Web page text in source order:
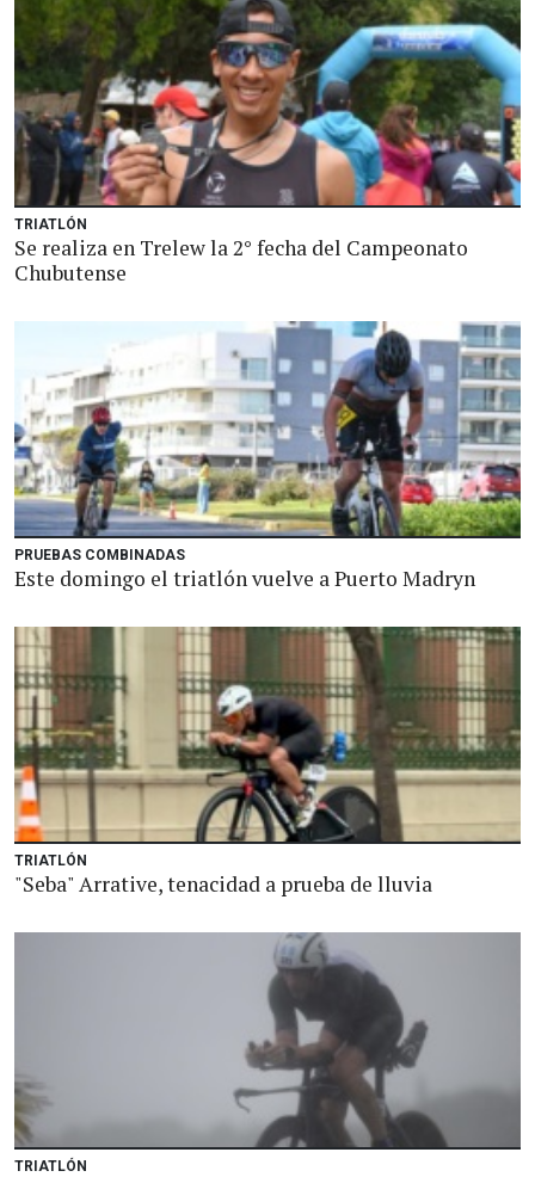
TRIATLÓN
Se realiza en Trelew la 2° fecha del Campeonato
Chubutense
PRUEBAS COMBINADAS
Este domingo el triatlón vuelve a Puerto Madryn
TRIATLÓN
"Seba" Arrative, tenacidad a prueba de lluvia
TRIATLÓN